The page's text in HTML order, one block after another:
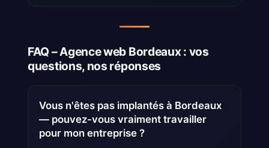
FAQ – Agence web Bordeaux : vos
questions, nos réponses
Vous n'êtes pas implantés à Bordeaux
— pouvez-vous vraiment travailler
pour mon entreprise ?